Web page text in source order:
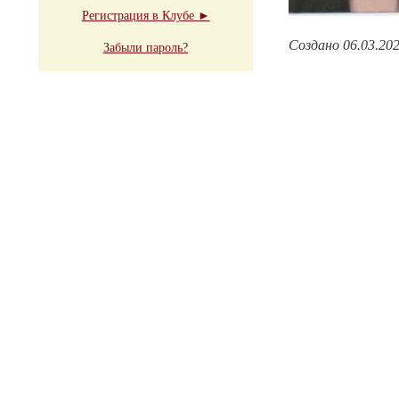
Регистрация в Клубе ►
Забыли пароль? Создано